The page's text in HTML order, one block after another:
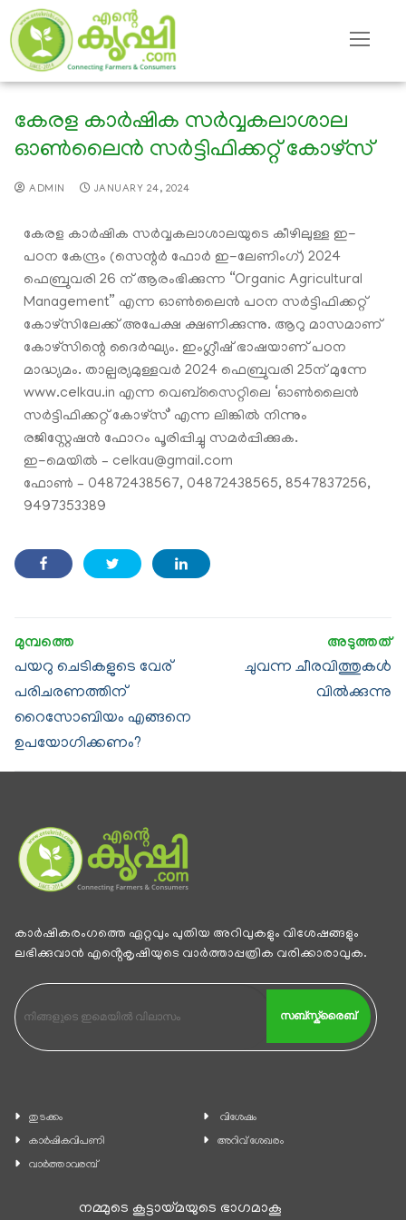
കേരള കാര്‍ഷിക സര്‍വ്വകലാശാല
ഓണ്‍ലൈന്‍ സര്‍ട്ടിഫിക്കറ്റ് കോഴ്സ്
ADMIN JANUARY 24, 2024
കേരള കാര്‍ഷിക സര്‍വ്വകലാശാലയുടെ കീഴിലുള്ള ഇ-
പഠന കേന്ദ്രം (സെന്റര്‍ ഫോര്‍ ഇ-ലേണിംഗ്) 2024
ഫെബ്രുവരി 26 ന് ആരംഭിക്കുന്ന “Organic Agricultural
Management” എന്ന ഓണ്‍ലൈന്‍ പഠന സര്‍ട്ടിഫിക്കറ്റ്
കോഴ്സിലേക്ക് അപേക്ഷ ക്ഷണിക്കുന്നു. ആറു മാസമാണ്
കോഴ്സിന്റെ ദൈര്‍ഘ്യം. ഇംഗ്ലീഷ് ഭാഷയാണ്‌ പഠന
മാദ്ധ്യമം. താല്പര്യമുള്ളവര്‍ 2024 ഫെബ്രുവരി 25ന് മുന്നേ
www.celkau.in എന്ന വെബ്സൈറ്റിലെ ‘ഓണ്‍ലൈന്‍
സർട്ടിഫിക്കറ്റ് കോഴ്സ്’ എന്ന ലിങ്കില്‍ നിന്നും
രജിസ്റ്റേഷന്‍ ഫോറം പൂരിപ്പിച്ചു സമർപ്പിക്കുക.
ഇ-മെയില്‍ – celkau@gmail.com
ഫോൺ – 04872438567, 04872438565, 8547837256,
9497353389
പയറു ചെടികളുടെ വേര്
പരിചരണത്തിന്
റൈസോബിയം എങ്ങനെ
ഉപയോഗിക്കണം?
ചുവന്ന ചീരവിത്തുകള്‍
വിൽക്കുന്നു
കാര്‍ഷികരംഗത്തെ ഏറ്റവും പുതിയ അറിവുകളും വിശേഷങ്ങളും
ലഭിക്കുവാന്‍ എൻ്റെകൃഷിയുടെ വാര്‍ത്താപ്പത്രിക വരിക്കാരാവുക.
സബ്സ്ക്രൈബ്
തുടക്കം
കാ‍ർഷികവിപണി
വാര്‍ത്താവരമ്പ്
വിശേഷം
അറിവ് ശേഖരം
നമ്മുടെ കൂട്ടായ്മയുടെ ഭാഗമാകൂ